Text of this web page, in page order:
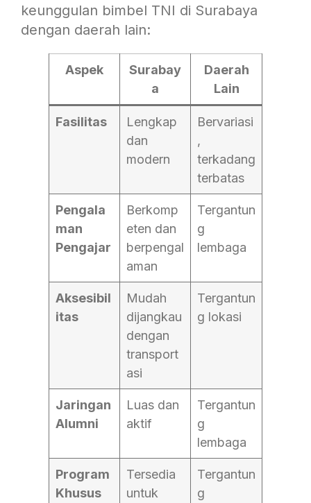
keunggulan bimbel TNI di Surabaya
dengan daerah lain:
Aspek
Surabay
a
Daerah
Lain
Fasilitas
Lengkap
dan
modern
Bervariasi
,
terkadang
terbatas
Pengala
man
Pengajar
Berkomp
eten dan
berpengal
aman
Tergantun
g
lembaga
Aksesibil
itas
Mudah
dijangkau
dengan
transport
asi
Tergantun
g lokasi
Jaringan
Alumni
Luas dan
aktif
Tergantun
g
lembaga
Program
Khusus
Tersedia
untuk
Tergantun
g